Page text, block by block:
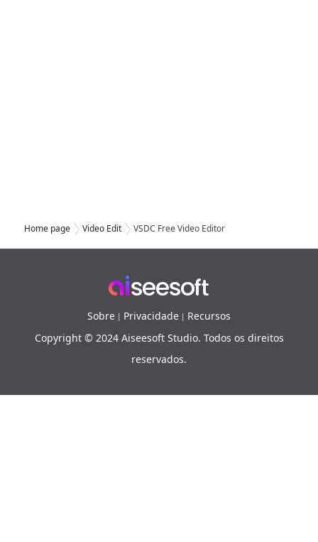
Home page Video Edit VSDC Free Video Editor
Sobre | Privacidade | Recursos
Copyright © 2024 Aiseesoft Studio. Todos os direitos
reservados.